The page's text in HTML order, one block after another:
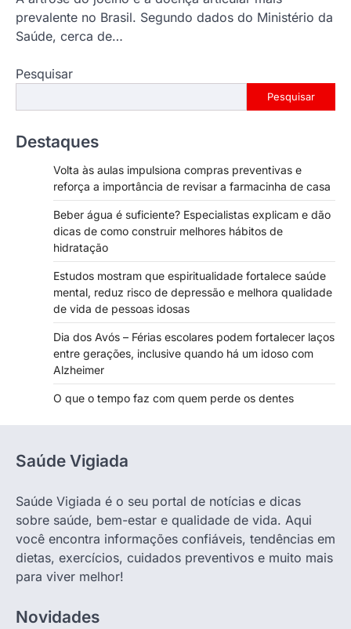
prevalente no Brasil. Segundo dados do Ministério da
Saúde, cerca de…
Pesquisar
Pesquisar
Destaques
Volta às aulas impulsiona compras preventivas e
reforça a importância de revisar a farmacinha de casa
Beber água é suficiente? Especialistas explicam e dão
dicas de como construir melhores hábitos de
hidratação
Estudos mostram que espiritualidade fortalece saúde
mental, reduz risco de depressão e melhora qualidade
de vida de pessoas idosas
Dia dos Avós – Férias escolares podem fortalecer laços
entre gerações, inclusive quando há um idoso com
Alzheimer
O que o tempo faz com quem perde os dentes
Saúde Vigiada
Saúde Vigiada é o seu portal de notícias e dicas
sobre saúde, bem-estar e qualidade de vida. Aqui
você encontra informações confiáveis, tendências em
dietas, exercícios, cuidados preventivos e muito mais
para viver melhor!
Novidades